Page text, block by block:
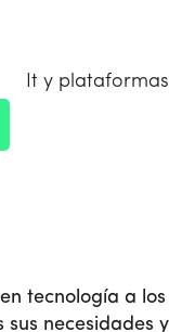
It y plataformas
tecnología a los
sus necesidades y